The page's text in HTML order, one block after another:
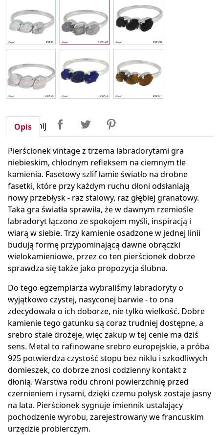
Udostępnij UdostępnijTweetuj
Opis
Pierścionek vintage z trzema labradorytami gra
niebieskim, chłodnym refleksem na ciemnym tle
kamienia. Fasetowy szlif łamie światło na drobne
fasetki, które przy każdym ruchu dłoni odsłaniają
nowy przebłysk - raz stalowy, raz głębiej granatowy.
Taka gra światła sprawiła, że w dawnym rzemiośle
labradoryt łączono ze spokojem myśli, inspiracją i
wiarą w siebie. Trzy kamienie osadzone w jednej linii
budują formę przypominającą dawne obrączki
wielokamieniowe, przez co ten pierścionek dobrze
sprawdza się także jako propozycja ślubna.
Do tego egzemplarza wybraliśmy labradoryty o
wyjątkowo czystej, nasyconej barwie - to ona
zdecydowała o ich doborze, nie tylko wielkość. Dobre
kamienie tego gatunku są coraz trudniej dostępne, a
srebro stale drożeje, więc zakup w tej cenie ma dziś
sens. Metal to rafinowane srebro europejskie, a próba
925 potwierdza czystość stopu bez niklu i szkodliwych
domieszek, co dobrze znosi codzienny kontakt z
dłonią. Warstwa rodu chroni powierzchnię przed
czernieniem i rysami, dzięki czemu połysk zostaje jasny
na lata. Pierścionek sygnuje imiennik ustalający
pochodzenie wyrobu, zarejestrowany we francuskim
urzędzie probierczym.